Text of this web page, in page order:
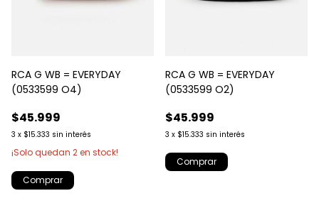
RCA G WB = EVERYDAY
(0533599 O4)
$45.999
3 x $15.333 sin interés
¡Solo quedan 2en stock!
RCA G WB = EVERYDAY
(0533599 O2)
$45.999
3 x $15.333 sin interés